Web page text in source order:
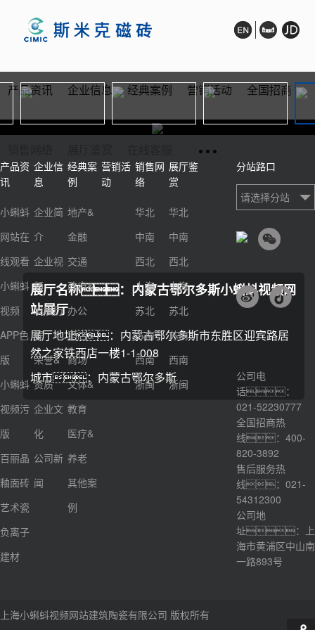
产品资讯 企业信息 经典案例 营销活动 全国招商
展厅名称：内蒙古鄂尔多斯小蝌蚪视频网
站展厅
展厅地址：内蒙古鄂尔多斯市东胜区迎宾路居
然之家铁西店一楼1-1-008
城市：内蒙古鄂尔多斯
产品资
讯
小蝌蚪
网站在
线观看
小蝌蚪
视频
APP色
版
小蝌蚪
视频污
版
百丽晶
釉面砖
艺术瓷
负离子
建材
企业信
息
企业简
介
企业视
频
发展历
程
荣誉&
资质
企业文
化
公司新
闻
经典案
例
地产&
金融
交通
政府&
办公
酒店&
商场
文体&
教育
医疗&
养老
其他案
例
营销活
动
销售网
络
华北
中南
西北
上海
苏北
苏南
西南
浙闽
展厅鉴
赏
华北
中南
西北
上海
苏北
苏南
西南
浙闽
分站路口
请选择分站
公司电
话：
021-52230777
全国招商热
线：400-
820-3892
售后服务热
线：021-
54312300
公司地
址：上
海市黄浦区中山南
一路893号
上海小蝌蚪视频网站建筑陶瓷有限公司 版权所有